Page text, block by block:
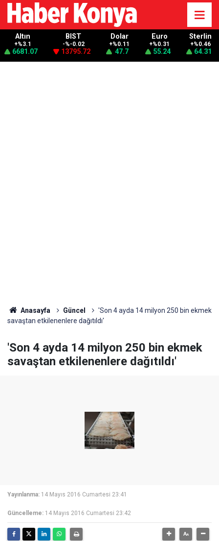
Altın
+%3.1
6681.07
BIST
-%-0.02
13795.72
Dolar
+%0.11
47.7
Euro
+%0.31
55.24
Sterlin
+%0.46
64.31
Anasayfa Güncel
'Son 4 ayda 14 milyon 250 bin ekmek
savaştan etkilenenlere dağıtıldı'
'Son 4 ayda 14 milyon 250 bin ekmek
savaştan etkilenenlere dağıtıldı'
Yayınlanma: 14 Mayıs 2016 Cumartesi 23:41
Güncelleme: 14 Mayıs 2016 Cumartesi 23:42